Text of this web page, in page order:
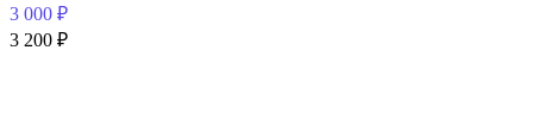
3 000 ₽
3 200 ₽